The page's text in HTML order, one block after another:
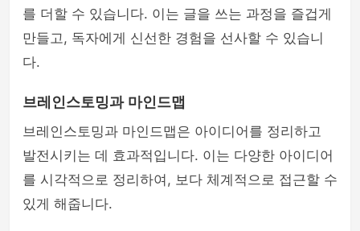
를 더할 수 있습니다. 이는 글을 쓰는 과정을 즐겁게
만들고, 독자에게 신선한 경험을 선사할 수 있습니
다.
브레인스토밍과 마인드맵
브레인스토밍과 마인드맵은 아이디어를 정리하고
발전시키는 데 효과적입니다. 이는 다양한 아이디어
를 시각적으로 정리하여, 보다 체계적으로 접근할 수
있게 해줍니다.